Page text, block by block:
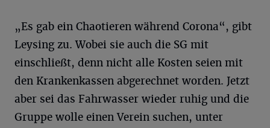
„Es gab ein Chaotieren während Corona“, gibt
Leysing zu. Wobei sie auch die SG mit
einschließt, denn nicht alle Kosten seien mit
den Krankenkassen abgerechnet worden. Jetzt
aber sei das Fahrwasser wieder ruhig und die
Gruppe wolle einen Verein suchen, unter